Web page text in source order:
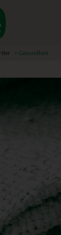
> Gesundheit